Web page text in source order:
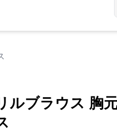
ルブラウス 胸